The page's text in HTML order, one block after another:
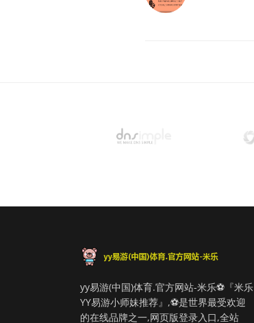
yy易游(中国)体育.官方网站-米乐⚽️『米乐
YY易游小师妹推荐』,⚽️是世界最受欢迎
的在线品牌之一,网页版登录入口,全站